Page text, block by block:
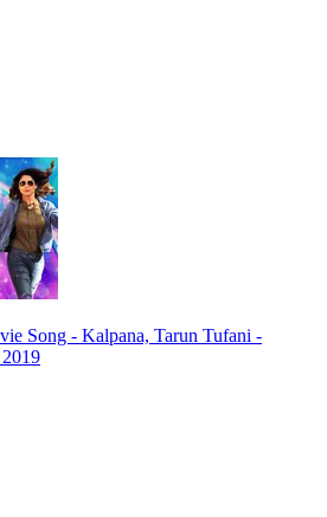
Song - Kalpana, Tarun Tufani -